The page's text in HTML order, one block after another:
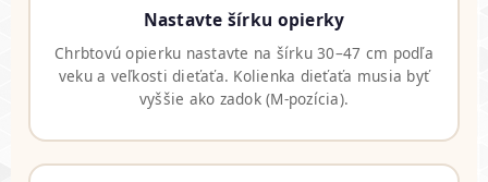
Nastavte šírku opierky
Chrbtovú opierku nastavte na šírku 30–47 cm podľa
veku a veľkosti dieťaťa. Kolienka dieťaťa musia byť
vyššie ako zadok (M-pozícia).